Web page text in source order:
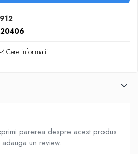
Cere informatii
parerea despre acest produs
un review.